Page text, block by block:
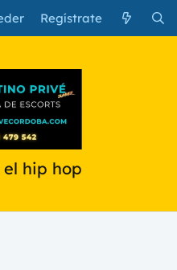
Regístrate
hip hop